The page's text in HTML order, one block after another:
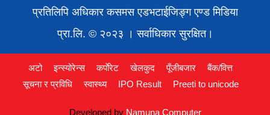
प्रतिलिपि अधिकार कसमस एडभटाईजिङ्ग एण्ड मिडिया
प्रा.लि. © २०२३ । सर्वाधिकार सुरक्षित।
अटो इन्स्योरेन्स कर्पाेरेट खेलकुद पूँजीबजार
बैंक/वित्त
सूचना र प्रविधि
स्वास्थ्य IPO Result Preeti to unicode
Developed by Namuna Computer